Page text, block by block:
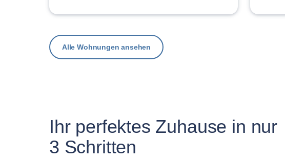
Alle Wohnungen ansehen
Ihr perfektes Zuhause in nur
3 Schritten